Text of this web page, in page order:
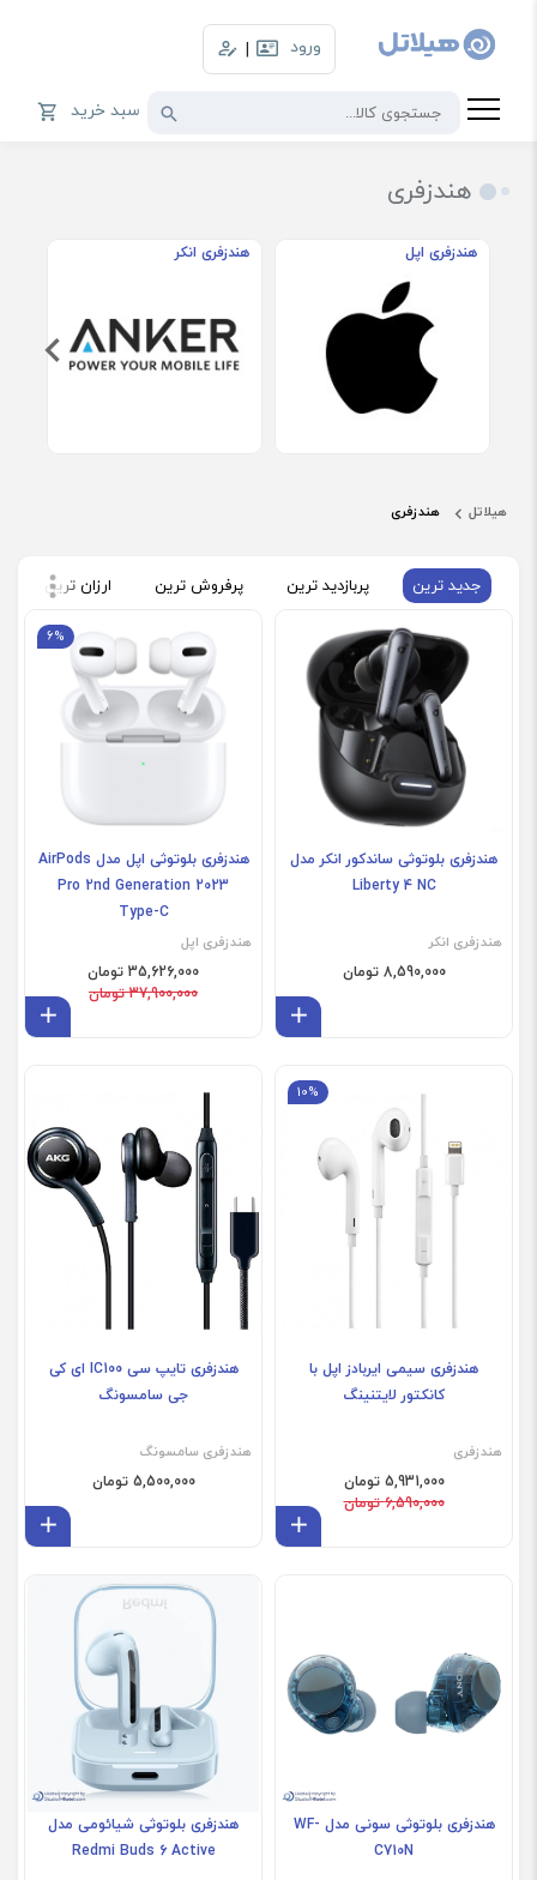
ورود |
سبد خرید
هندزفری
هندزفری اپل هندزفری انکر
هیلاتل هندزفری
جدید ترین پربازدید ترین پرفروش ترین ارزان ترین
فروش ویژه
هندزفری بلوتوثی ساندکور انکر مدل
Liberty 4 NC
هندزفری انکر
8,590,000 تومان
فروش ویژه
6%
هندزفری بلوتوثی اپل مدل AirPods
Pro 2nd Generation 2023
Type-C
هندزفری اپل
35,626,000 تومان
37,900,000 تومان
10%
هندزفری سیمی ایربادز اپل با
کانکتور لایتنینگ
هندزفری
5,931,000 تومان
6,590,000 تومان
هندزفری تایپ سی IC100 ای کی
جی سامسونگ
هندزفری سامسونگ
5,500,000 تومان
هندزفری بلوتوثی سونی مدل WF-
C710N
هندزفری بلوتوثی شیائومی مدل
Redmi Buds 6 Active